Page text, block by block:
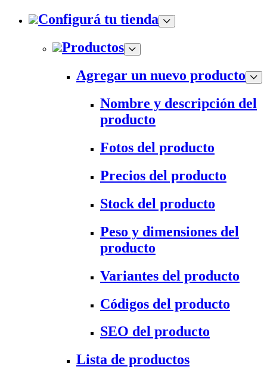
Configurá tu tienda
Productos
Agregar un nuevo producto
Nombre y descripción del
producto
Fotos del producto
Precios del producto
Stock del producto
Peso y dimensiones del
producto
Variantes del producto
Códigos del producto
SEO del producto
Lista de productos